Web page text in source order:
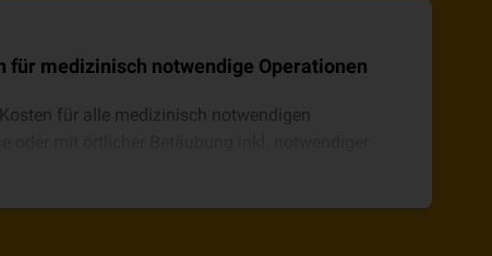
für medizinisch notwendige Operationen
für alle medizinisch notwendigen